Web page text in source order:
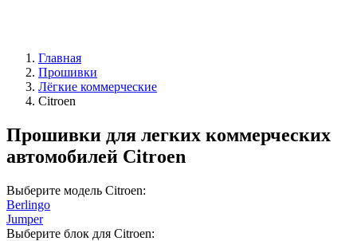
Главная
Прошивки
Лёгкие коммерческие
Citroen
Прошивки для легких коммерческих
автомобилей Citroen
Выберите модель Citroen:
Berlingo
Jumper
Выберите блок для Citroen: